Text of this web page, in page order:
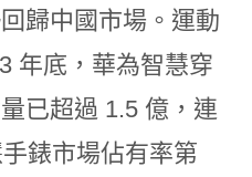
歸中國市場。運動
年底，華為智慧穿
已超過 1.5 億，連
錶市場佔有率第